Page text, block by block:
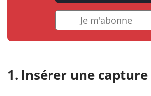
Je m'abonne
Insérer une capture